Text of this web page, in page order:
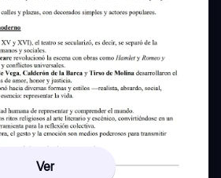
Ver